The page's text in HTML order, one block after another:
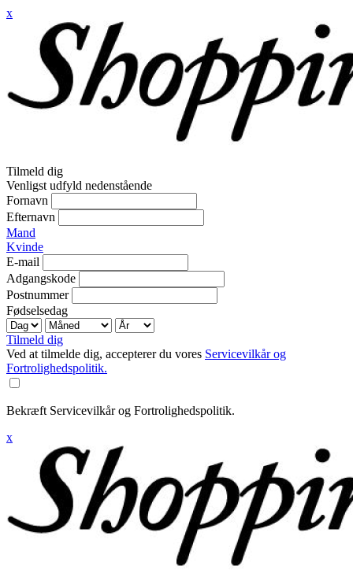
x
Tilmeld dig
Venligst udfyld nedenstående
Fornavn
Efternavn
Mand
Kvinde
E-mail
Adgangskode
Postnummer
Fødselsedag
Tilmeld dig
Ved at tilmelde dig, accepterer du vores Servicevilkår og
Fortrolighedspolitik.
Bekræft Servicevilkår og Fortrolighedspolitik.
x